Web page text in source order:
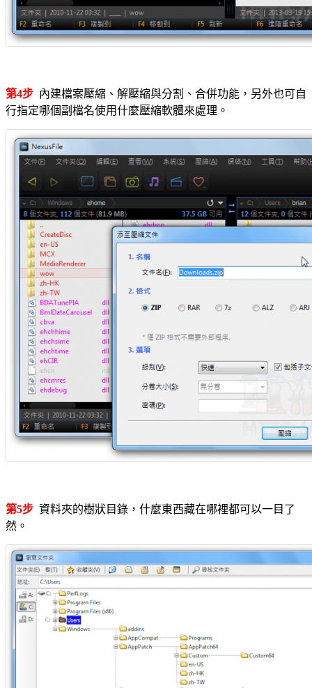
第4步 內建檔案壓縮、解壓縮與分割、合併功能，另外也可自
行指定哪個副檔名使用什麼壓縮軟體來處理。
第5步 資料夾的樹狀目錄，什麼東西藏在哪裡都可以一目了
然。